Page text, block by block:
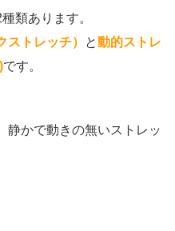
類あります。
トレッチ）
と動的ストレ
です。
静かで動きの無いストレッ